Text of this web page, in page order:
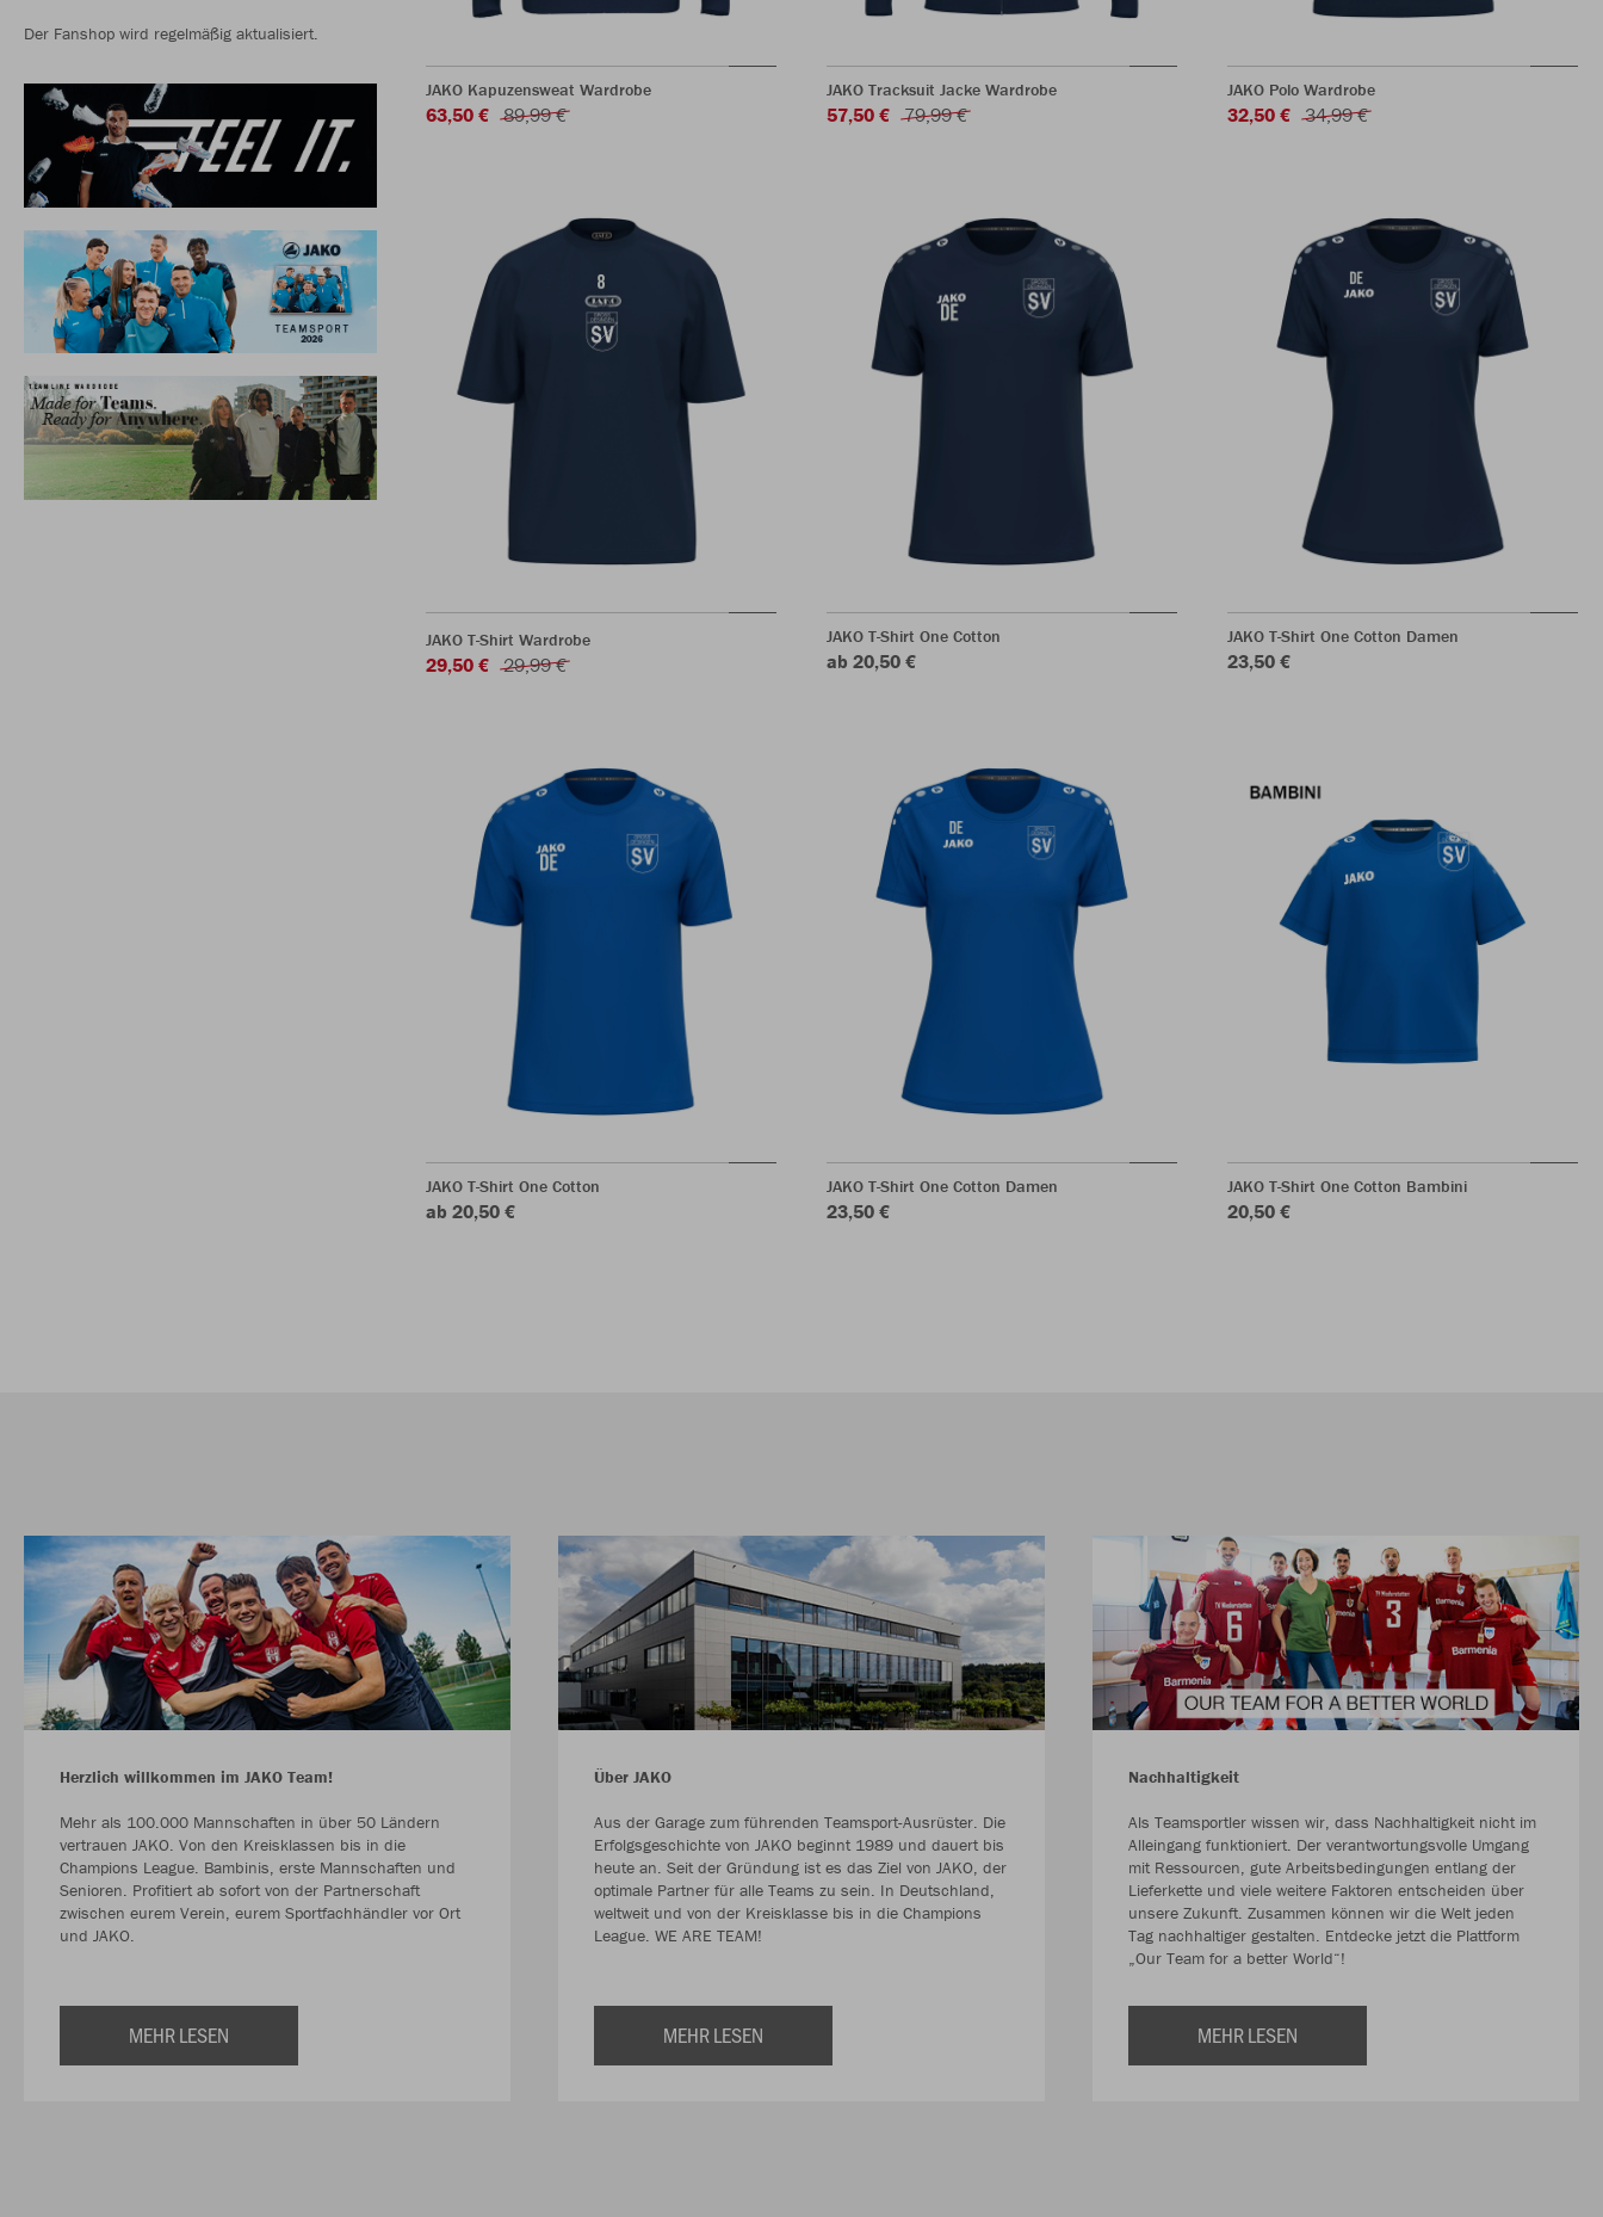
Der Fanshop wird regelmäßig aktualisiert.
JAKO Kapuzensweat Wardrobe
63,50 € 89,99 €
JAKO Tracksuit Jacke Wardrobe
57,50 € 79,99 €
JAKO Polo Wardrobe
32,50 € 34,99 €
JAKO T-Shirt Wardrobe
29,50 € 29,99 €
JAKO T-Shirt One Cotton
ab 20,50 €
JAKO T-Shirt One Cotton Damen
23,50 €
JAKO T-Shirt One Cotton
ab 20,50 €
JAKO T-Shirt One Cotton Damen
23,50 €
JAKO T-Shirt One Cotton Bambini
20,50 €
Herzlich willkommen im JAKO Team!
Mehr als 100.000 Mannschaften in über 50 Ländern
vertrauen JAKO. Von den Kreisklassen bis in die
Champions League. Bambinis, erste Mannschaften und
Senioren. Profitiert ab sofort von der Partnerschaft
zwischen eurem Verein, eurem Sportfachhändler vor Ort
und JAKO.
MEHR LESEN
Über JAKO
Aus der Garage zum führenden Teamsport-Ausrüster. Die
Erfolgsgeschichte von JAKO beginnt 1989 und dauert bis
heute an. Seit der Gründung ist es das Ziel von JAKO, der
optimale Partner für alle Teams zu sein. In Deutschland,
weltweit und von der Kreisklasse bis in die Champions
League. WE ARE TEAM!
MEHR LESEN
Nachhaltigkeit
Als Teamsportler wissen wir, dass Nachhaltigkeit nicht im
Alleingang funktioniert. Der verantwortungsvolle Umgang
mit Ressourcen, gute Arbeitsbedingungen entlang der
Lieferkette und viele weitere Faktoren entscheiden über
unsere Zukunft. Zusammen können wir die Welt jeden
Tag nachhaltiger gestalten. Entdecke jetzt die Plattform
„Our Team for a better World“!
MEHR LESEN